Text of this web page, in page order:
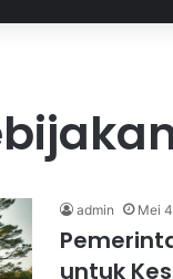
admin Mei
untuk